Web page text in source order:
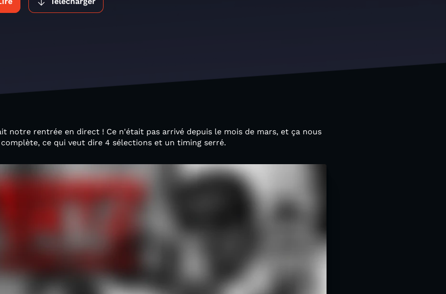
notre rentrée en direct ! Ce n'était pas arrivé depuis le mois de mars, et ça nous
ce qui veut dire 4 sélections et un timing serré.